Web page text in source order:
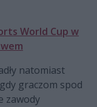
World Cup w
natomiast
graczom spod
zawody